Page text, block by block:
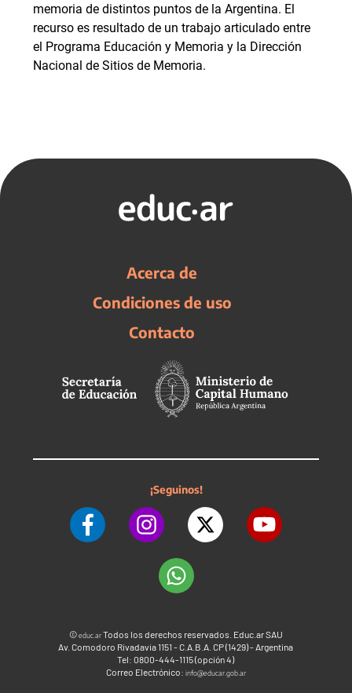
memoria de distintos puntos de la Argentina. El
recurso es resultado de un trabajo articulado entre
el Programa Educación y Memoria y la Dirección
Nacional de Sitios de Memoria.
Acerca de
Condiciones de uso
Contacto
¡Seguinos!
©educ.arTodos los derechos reservados. Educ.ar SAU
Av. Comodoro Rivadavia 1151 - C.A.B.A. CP (1429) - Argentina
Tel: 0800-444-1115 (opción 4)
Correo Electrónico: info@educar.gob.ar